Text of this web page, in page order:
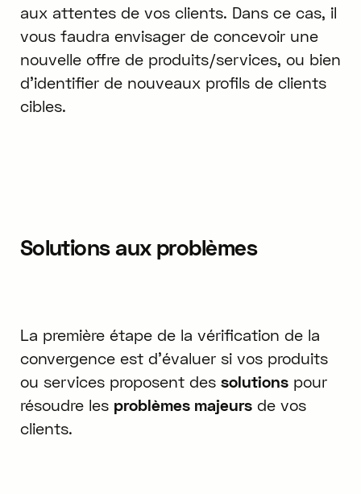
aux attentes de vos clients. Dans ce cas, il
vous faudra envisager de concevoir une
nouvelle offre de produits/services, ou bien
d'identifier de nouveaux profils de clients
cibles.
Solutions aux problèmes
La première étape de la vérification de la
convergence est d'évaluer si vos produits
ou services proposent des solutionspour
résoudre les problèmes majeursde vos
clients.